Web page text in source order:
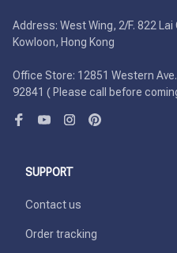
Address: West Wing, 2/F. 822
Kowloon, Hong Kong
Office Store: 12851 Western
92841 ( Please call before
SUPPORT
Contact us
Order tracking